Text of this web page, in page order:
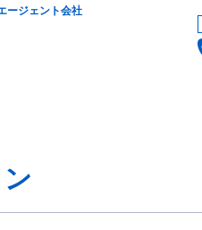
ージェント会社